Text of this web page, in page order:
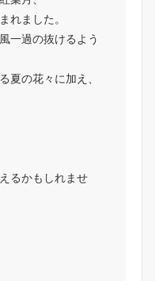
れました。
一過の抜けるよう
夏の花々に加え、
るかもしれませ